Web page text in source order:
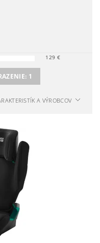
129 €
1
A VÝROBCOV